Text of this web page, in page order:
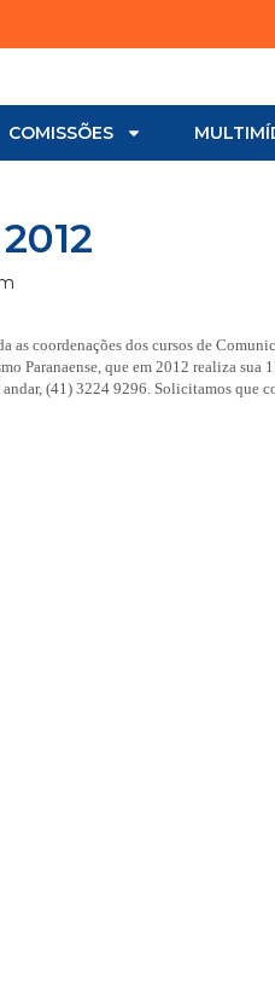
COMISSÕES
coordenações dos cursos de
Paranaense, que em 2012 realiza sua
(41) 3224 9296. Solicitamos que